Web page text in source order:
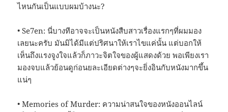
ไหนกันเป็นแบบผมบ้างนะ?
• Se7en: นี่บางทีอาจจะเป็นหนังสืบสาวเรื่องแรกๆที่ผมมอง
เลยนะครับ มันมิได้มีแต่ปริศนาให้เราไขแค่นั้น แต่บอกให้
เห็นถึงแรงจูงใจแล้วก็ภาวะจิตใจของผู้แสดงด้วย พอเพียงเรา
มองจบแล้วย้อนดูก่อนยละเอียดต่างๆจะยิ่งอินกับหนังมากขึ้น
แน่ๆ
• Memories of Murder: ความน่าสนใจของหนังออนไลน์